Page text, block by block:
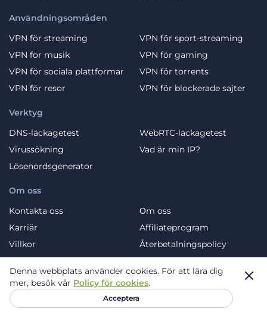
Användningsområden
VPN för streaming
VPN för sport-streaming
VPN för musik
VPN för gaming
VPN för sociala plattformar
VPN för torrents
VPN för resor
VPN för blockerade sajter
Om oss
Kontakta oss
Оm oss
Karriär
Affiliateprogram
Villkor
Återbetalningspolicy
Integritetspolicy
Lite VPN-policy
Support 24/7
Blog
Verktyg
DNS-läckagetest
WebRTC-läckagetest
Virussökning
Vad är min IP?
Lösenordsgenerator
Denna webbplats använder cookies. För att lära dig
mer, besök vår Policy för cookies.
Acceptera